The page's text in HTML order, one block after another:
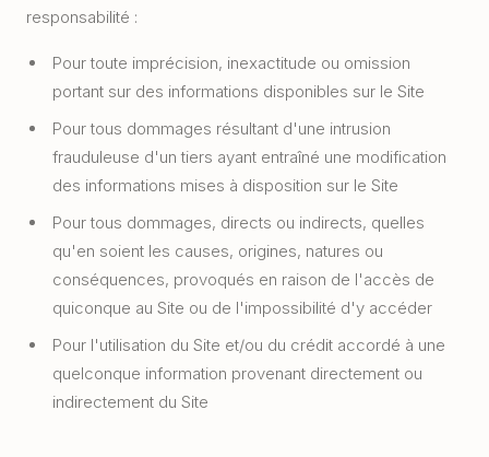
responsabilité :
Pour toute imprécision, inexactitude ou omission
portant sur des informations disponibles sur le Site
Pour tous dommages résultant d'une intrusion
frauduleuse d'un tiers ayant entraîné une modification
des informations mises à disposition sur le Site
Pour tous dommages, directs ou indirects, quelles
qu'en soient les causes, origines, natures ou
conséquences, provoqués en raison de l'accès de
quiconque au Site ou de l'impossibilité d'y accéder
Pour l'utilisation du Site et/ou du crédit accordé à une
quelconque information provenant directement ou
indirectement du Site